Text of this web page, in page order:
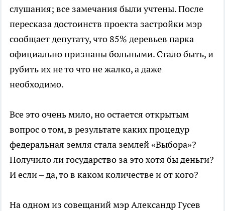
слушания; все замечания были учтены. После
пересказа достоинств проекта застройки мэр
сообщает депутату, что 85% деревьев парка
официально признаны больными. Стало быть, и
рубить их не то что не жалко, а даже
необходимо.
Все это очень мило, но остается открытым
вопрос о том, в результате каких процедур
федеральная земля стала землей «Выбора»?
Получило ли государство за это хотя бы деньги?
И если – да, то в каком количестве и от кого?
На одном из совещаний мэр Александр Гусев